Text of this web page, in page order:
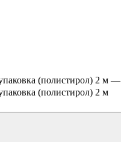
(полистирол) 2 м —
(полистирол) 2 м